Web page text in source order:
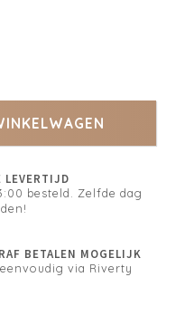
LEVERTIJD
besteld. Zelfde dag
BETALEN MOGELIJK
via Riverty